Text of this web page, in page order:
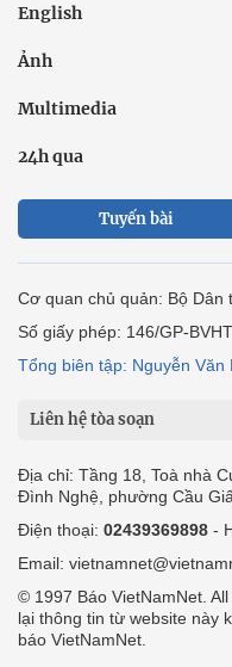
English
Ảnh
Multimedia
24h qua
Tuyến bài
Cơ quan chủ quản: Bộ Dân
Số giấy phép: 146/GP-
Tổng biên tập: Nguyễn Văn
Liên hệ tòa soạn
Địa chỉ: Tầng 18, Toà nhà
Đình Nghệ, phường Cầu
Điện thoại: 02439369898 -
Email:
© 1997 Báo VietNamNet.
lại thông tin từ website này
báo VietNamNet.